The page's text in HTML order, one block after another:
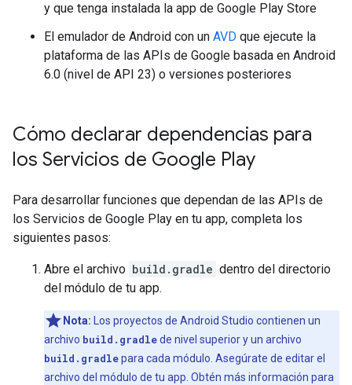
y que tenga instalada la app de Google Play Store
El emulador de Android con un AVD que ejecute la
plataforma de las APIs de Google basada en Android
6.0 (nivel de API 23) o versiones posteriores
Cómo declarar dependencias para
los Servicios de Google Play
Para desarrollar funciones que dependan de las APIs de
los Servicios de Google Play en tu app, completa los
siguientes pasos:
Abre el archivo build.gradle dentro del directorio
del módulo de tu app.
Nota: Los proyectos de Android Studio contienen un
archivo build.gradlede nivel superior y un archivo
build.gradlepara cada módulo. Asegúrate de editar el
archivo del módulo de tu app. Obtén más información para